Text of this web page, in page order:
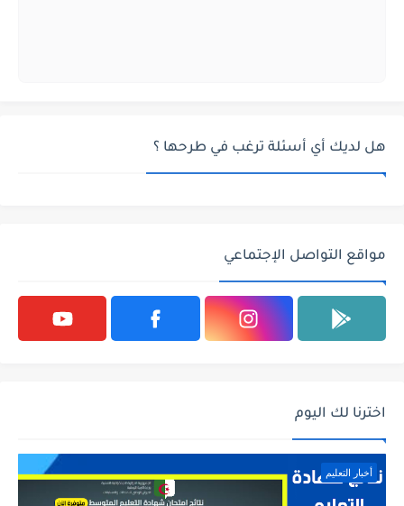
هل لديك أي أسئلة ترغب في طرحها ؟
مواقع التواصل الإجتماعي
اخترنا لك اليوم
أخبار التعليم